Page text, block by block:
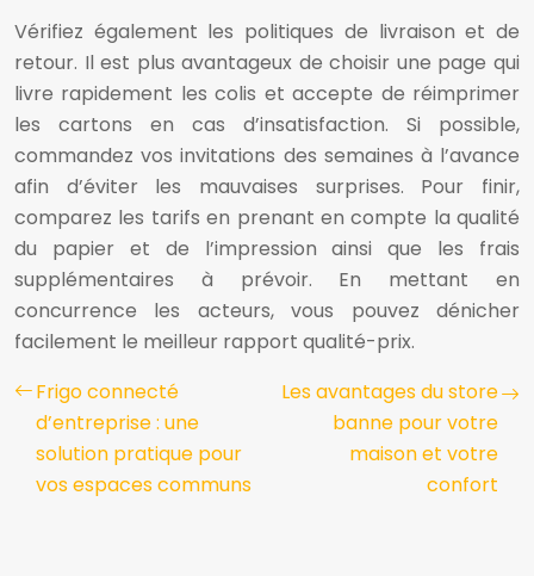
Vérifiez également les politiques de livraison et de
retour. Il est plus avantageux de choisir une page qui
livre rapidement les colis et accepte de réimprimer
les cartons en cas d’insatisfaction. Si possible,
commandez vos invitations des semaines à l’avance
afin d’éviter les mauvaises surprises. Pour finir,
comparez les tarifs en prenant en compte la qualité
du papier et de l’impression ainsi que les frais
supplémentaires à prévoir. En mettant en
concurrence les acteurs, vous pouvez dénicher
facilement le meilleur rapport qualité-prix.
Frigo connecté
d’entreprise : une
solution pratique pour
vos espaces communs
Les avantages du store
banne pour votre
maison et votre
confort